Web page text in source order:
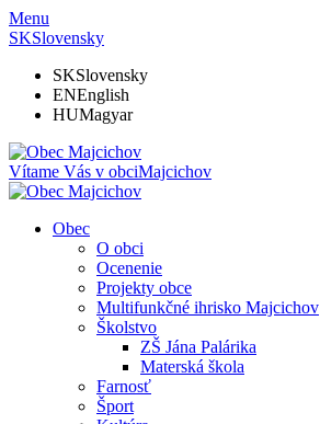
Menu
SKSlovensky
SKSlovensky
ENEnglish
HUMagyar
Vítame Vás v obciMajcichov
Obec
O obci
Ocenenie
Projekty obce
Multifunkčné ihrisko Majcichov
Školstvo
ZŠ Jána Palárika
Materská škola
Farnosť
Šport